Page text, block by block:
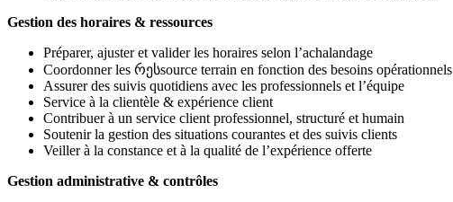
Gestion des horaires & ressources
Préparer, ajuster et valider les horaires selon l’achalandage
Coordonner les რესsource terrain en fonction des besoins opérationnels
Assurer des suivis quotidiens avec les professionnels et l’équipe
Service à la clientèle & expérience client
Contribuer à un service client professionnel, structuré et humain
Soutenir la gestion des situations courantes et des suivis clients
Veiller à la constance et à la qualité de l’expérience offerte
Gestion administrative & contrôles